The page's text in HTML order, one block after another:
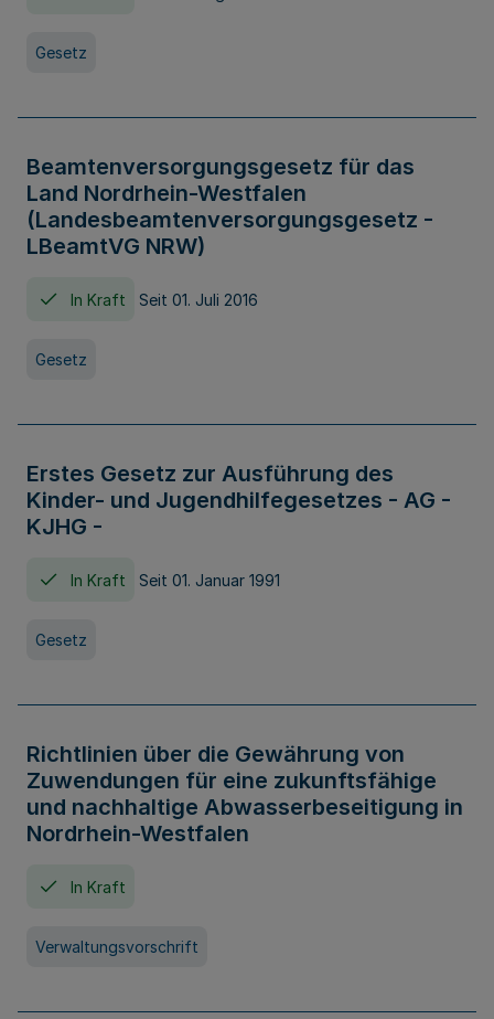
Gesetz
Beamtenversorgungsgesetz für das
Land Nordrhein-Westfalen
(Landesbeamtenversorgungsgesetz -
LBeamtVG NRW)
In Kraft Seit 01. Juli 2016
Gesetz
Erstes Gesetz zur Ausführung des
Kinder- und Jugendhilfegesetzes - AG -
KJHG -
In Kraft Seit 01. Januar 1991
Gesetz
Richtlinien über die Gewährung von
Zuwendungen für eine zukunftsfähige
und nachhaltige Abwasserbeseitigung in
Nordrhein-Westfalen
In Kraft
Verwaltungsvorschrift